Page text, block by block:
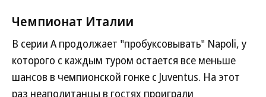
Чемпионат Италии
В серии A продолжает "пробуксовывать" Napoli, у
которого с каждым туром остается все меньше
шансов в чемпионской гонке с Juventus. На этот
раз неаполитанцы в гостях проиграли